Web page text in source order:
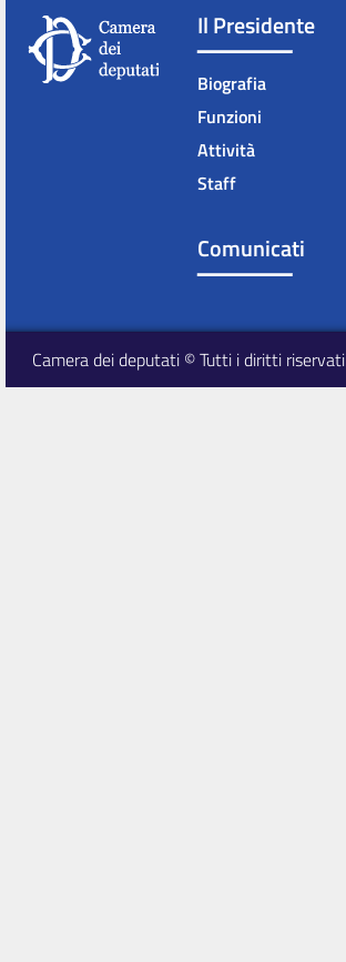
Il Presidente
Biografia
Funzioni
Attività
Staff
Comunicati
Camera dei deputati © Tutti i diritti riservati